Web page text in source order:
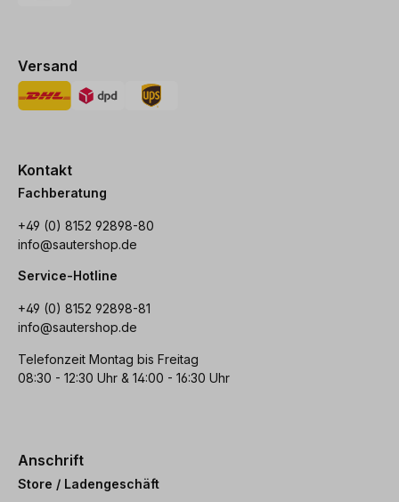
Versand
Kontakt
Fachberatung
+49 (0) 8152 92898-80
info@sautershop.de
Service-Hotline
+49 (0) 8152 92898-81
info@sautershop.de
Telefonzeit Montag bis Freitag
08:30 - 12:30 Uhr & 14:00 - 16:30 Uhr
Anschrift
Store / Ladengeschäft